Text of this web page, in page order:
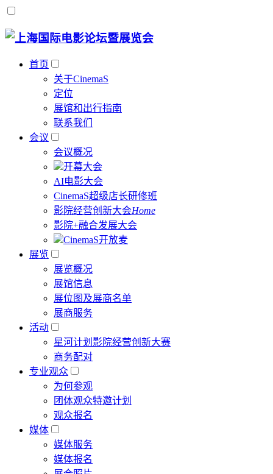
首页
关于CinemaS
定位
展馆和出行指南
联系我们
会议
会议概况
开幕大会
AI电影大会
CinemaS超级店长研修班
影院经营创新大会Home
影院+融合发展大会
CinemaS开放麦
展览
展览概况
展馆信息
展位图及展商名单
展商服务
活动
星河计划影院经营创新大赛
商务配对
专业观众
为何参观
团体观众特邀计划
观众报名
媒体
媒体服务
媒体报名